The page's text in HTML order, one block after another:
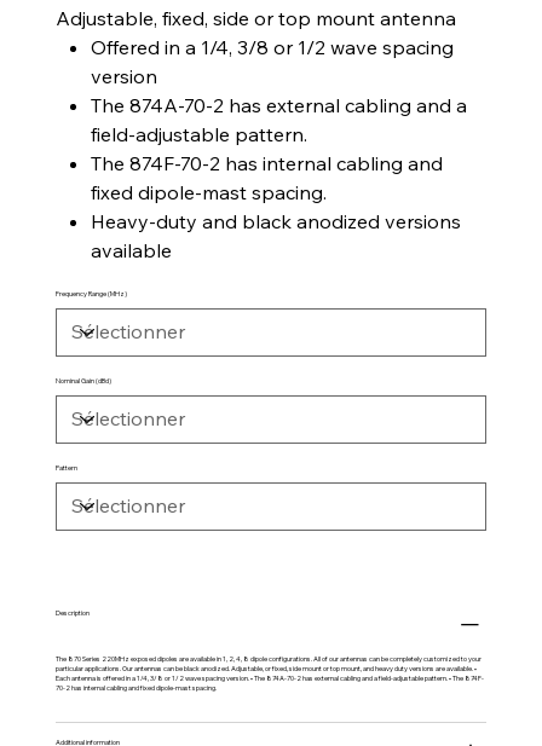
Adjustable, fixed, side or top mount antenna
Offered in a 1/4, 3/8 or 1/2 wave spacing
version
The 874A-70-2 has external cabling and a
field-adjustable pattern.
The 874F-70-2 has internal cabling and
fixed dipole-mast spacing.
Heavy-duty and black anodized versions
available
Frequency Range (MHz)
Nominal Gain (dBd)
Pattern
Description
The 870 Series 220MHz exposed dipoles are available in 1, 2, 4, 8 dipole configurations. All of our antennas can be completely customized to your
particular applications. Our antennas can be black anodized. Adjustable, or fixed, side mount or top mount, and heavy duty versions are available. •
Each antenna is offered in a 1/4, 3/8 or 1/2 wave spacing version. • The 874A-70-2 has external cabling and a field-adjustable pattern. • The 874F-
70-2 has internal cabling and fixed dipole-mast spacing.
Additional information